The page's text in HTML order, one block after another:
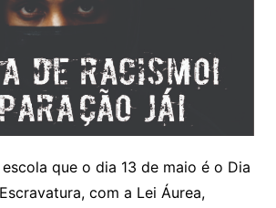
que o dia 13 de maio é o Dia
com a Lei Áurea,